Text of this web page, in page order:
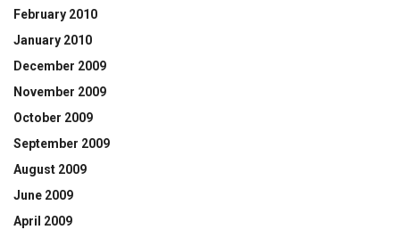
February 2010
January 2010
December 2009
November 2009
October 2009
September 2009
August 2009
June 2009
April 2009